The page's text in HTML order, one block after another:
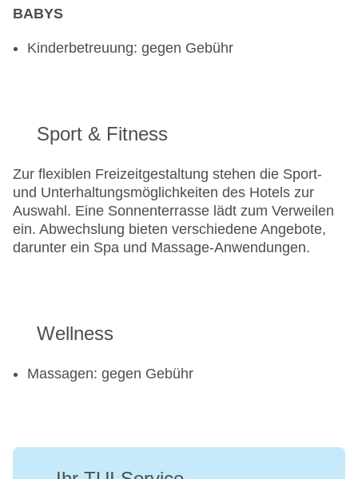
BABYS
Kinderbetreuung: gegen Gebühr
Sport & Fitness
Zur flexiblen Freizeitgestaltung stehen die Sport-
und Unterhaltungsmöglichkeiten des Hotels zur
Auswahl. Eine Sonnenterrasse lädt zum Verweilen
ein. Abwechslung bieten verschiedene Angebote,
darunter ein Spa und Massage-Anwendungen.
Wellness
Massagen: gegen Gebühr